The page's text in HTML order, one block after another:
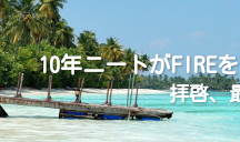
10年ニートがFIRE
拝啓、